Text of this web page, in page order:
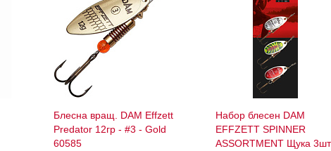
Блесна вращ. DAM Effzett
Predator 12гр - #3 - Gold
60585
Набор блесен DAM
EFFZETT SPINNER
ASSORTMENT Щука 3шт